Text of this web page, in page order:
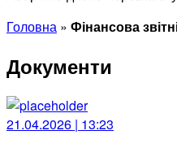
Головна » Фінансова
Документи
21.04.2026 | 13:23